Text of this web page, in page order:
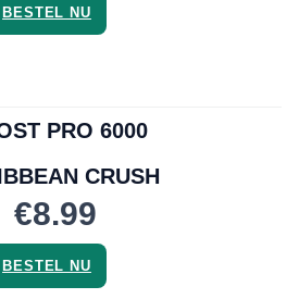
BESTEL NU
PRO 6000
CRUSH
€8.99
BESTEL NU